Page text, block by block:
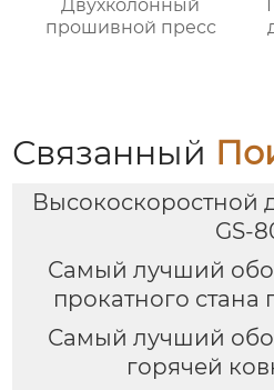
Двухколонный
прошивной пресс
Связанный
Высокоскоростной
GS-
Самый лучший
прокатного стана
Самый лучший
горячей